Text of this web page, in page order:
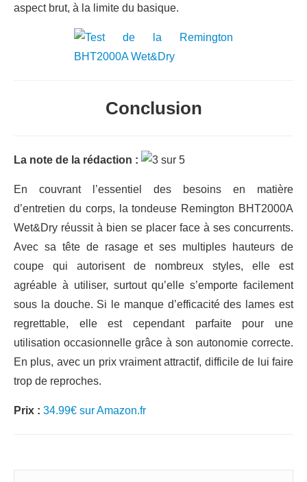
aspect brut, à la limite du basique.
Conclusion
La note de la rédaction :
En couvrant l’essentiel des besoins en matière
d’entretien du corps, la tondeuse Remington BHT2000A
Wet&Dry réussit à bien se placer face à ses concurrents.
Avec sa tête de rasage et ses multiples hauteurs de
coupe qui autorisent de nombreux styles, elle est
agréable à utiliser, surtout qu’elle s’emporte facilement
sous la douche. Si le manque d’efficacité des lames est
regrettable, elle est cependant parfaite pour une
utilisation occasionnelle grâce à son autonomie correcte.
En plus, avec un prix vraiment attractif, difficile de lui faire
trop de reproches.
Prix : 34.99€ sur Amazon.fr